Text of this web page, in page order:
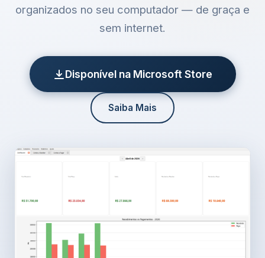
organizados no seu computador — de graça e
sem internet.
Disponível na Microsoft Store
Saiba Mais